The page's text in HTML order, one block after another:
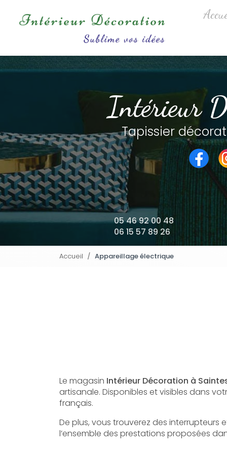
contenu
Intérieur
Tapissier
05 46 92 00 48
06 15 57 89 26
Accueil Appareillage électrique
Le magasin Intérieur Décoration à
artisanale. Disponibles et visibles dans
français.
De plus, vous trouverez des
l’ensemble des prestations proposées